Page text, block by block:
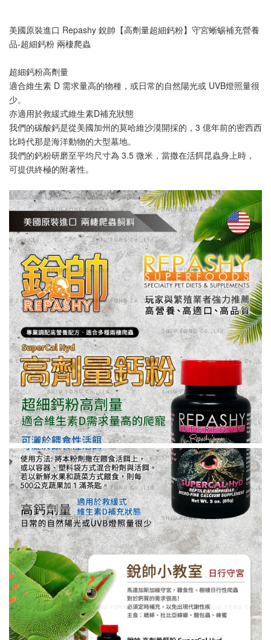
美國原裝進口 Repashy 銳帥【高劑量超細鈣粉】守宮蜥蜴補充營養
品-超細鈣粉 兩棲爬蟲
超細鈣粉高劑量
適合維生素 D 需求量高的物種，或日常的自然陽光或 UVB燈照量很
少。
亦適用於救緩式維生素D補充狀態
我們的碳酸鈣是從美國加州的莫哈維沙漠開採的，3 億年前的密西西
比時代那是海洋動物的大型墓地。
我們的鈣粉研磨至平均尺寸為 3.5 微米，當撒在活餌昆蟲身上時，
可提供終極的附著性。